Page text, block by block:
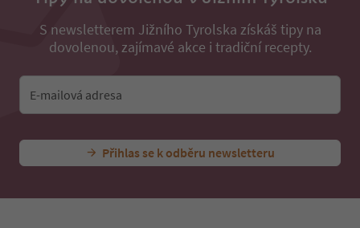
S newsletterem Jižního Tyrolska získáš tipy na
dovolenou, zajímavé akce i tradiční recepty.
E-mailová adresa
Přihlas se k odběru newsletteru